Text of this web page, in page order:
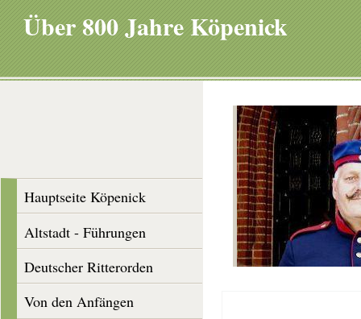
Über 800 Jahre Köpenick
Hauptseite Köpenick
Altstadt - Führungen
Deutscher Ritterorden
Von den Anfängen